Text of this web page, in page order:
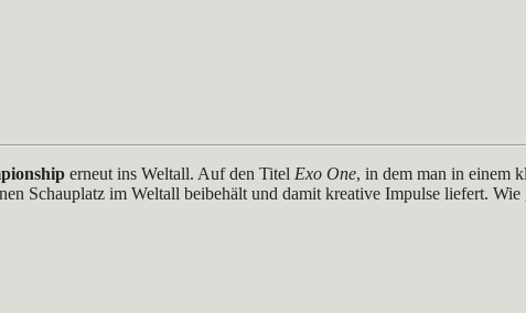
erneut ins Weltall. Auf den Titel Exo One, in dem man in einem
Schauplatz im Weltall beibehält und damit kreative Impulse liefert.